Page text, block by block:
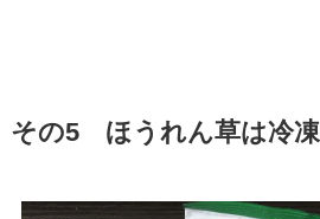
その5 ほうれん草は冷凍